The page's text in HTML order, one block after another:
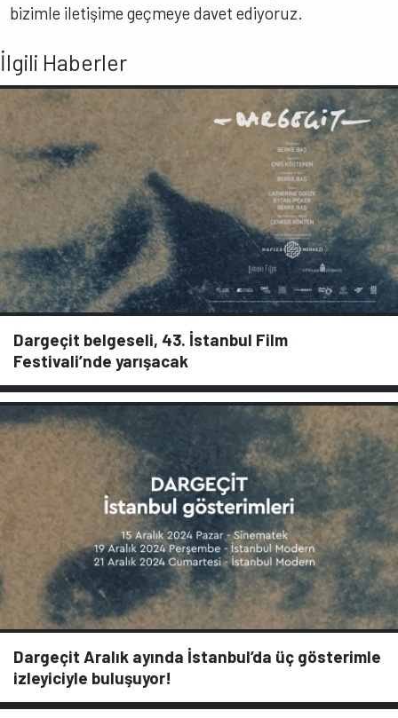
bizimle iletişime geçmeye davet ediyoruz.
İlgili Haberler
Dargeçit belgeseli, 43. İstanbul Film
Festivali’nde yarışacak
Dargeçit Aralık ayında İstanbul’da üç gösterimle
izleyiciyle buluşuyor!